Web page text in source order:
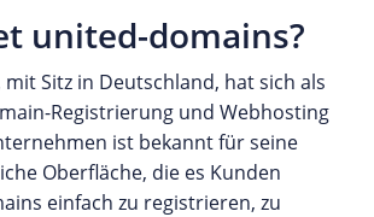
united-domains?
mit Sitz in Deutschland, hat sich als
Registrierung und Webhosting
ist bekannt für seine
Oberfläche, die es Kunden
einfach zu registrieren, zu